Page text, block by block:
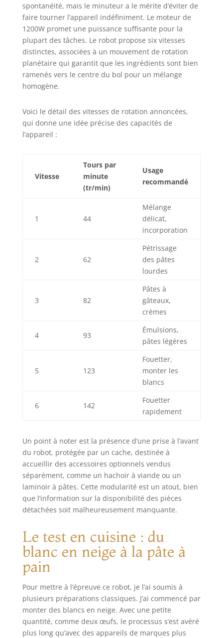
spontanéité, mais le minuteur a le mérite d’éviter de
faire tourner l’appareil indéfiniment. Le moteur de
1200W promet une puissance suffisante pour la
plupart des tâches. Le robot propose six vitesses
distinctes, associées à un mouvement de rotation
planétaire qui garantit que les ingrédients sont bien
ramenés vers le centre du bol pour un mélange
homogène.
Voici le détail des vitesses de rotation annoncées,
qui donne une idée précise des capacités de
l’appareil :
Vitesse
Tours par
minute
(tr/min)
Usage
recommandé
1 44
Mélange
délicat,
incorporation
2 62
Pétrissage
des pâtes
lourdes
3 82
Pâtes à
gâteaux,
crèmes
4 93
Émulsions,
pâtes légères
5 123
Fouetter,
monter les
blancs
6 142
Fouetter
rapidement
Un point à noter est la présence d’une prise à l’avant
du robot, protégée par un cache, destinée à
accueillir des accessoires optionnels vendus
séparément, comme un hachoir à viande ou un
laminoir à pâtes. Cette modularité est un atout, bien
que l’information sur la disponibilité des pièces
détachées soit malheureusement manquante.
Le test en cuisine : du
blanc en neige à la pâte à
pain
Pour mettre à l’épreuve ce robot, je l’ai soumis à
plusieurs préparations classiques. J’ai commencé par
monter des blancs en neige. Avec une petite
quantité, comme deux œufs, le processus s’est avéré
plus long qu’avec des appareils de marques plus